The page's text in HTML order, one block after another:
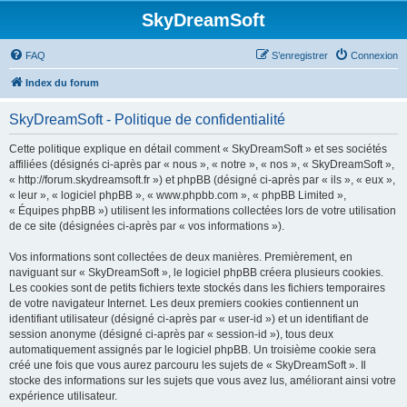
SkyDreamSoft
FAQ Connexion
S’enregistrer
Index du forum
SkyDreamSoft - Politique de confidentialité
Cette politique explique en détail comment « SkyDreamSoft » et ses sociétés
affiliées (désignés ci-après par « nous », « notre », « nos », « SkyDreamSoft »,
« http://forum.skydreamsoft.fr ») et phpBB (désigné ci-après par « ils », « eux »,
« leur », « logiciel phpBB », « www.phpbb.com », « phpBB Limited »,
« Équipes phpBB ») utilisent les informations collectées lors de votre utilisation
de ce site (désignées ci-après par « vos informations »).
Vos informations sont collectées de deux manières. Premièrement, en
naviguant sur « SkyDreamSoft », le logiciel phpBB créera plusieurs cookies.
Les cookies sont de petits fichiers texte stockés dans les fichiers temporaires
de votre navigateur Internet. Les deux premiers cookies contiennent un
identifiant utilisateur (désigné ci-après par « user-id ») et un identifiant de
session anonyme (désigné ci-après par « session-id »), tous deux
automatiquement assignés par le logiciel phpBB. Un troisième cookie sera
créé une fois que vous aurez parcouru les sujets de « SkyDreamSoft ». Il
stocke des informations sur les sujets que vous avez lus, améliorant ainsi votre
expérience utilisateur.